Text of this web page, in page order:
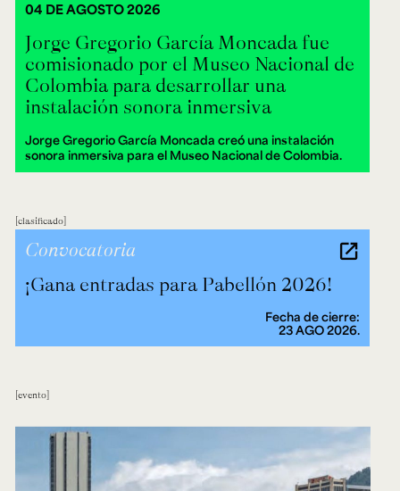
Jorge Gregorio García Moncada fue
comisionado por el Museo Nacional de
Colombia para desarrollar una
instalación sonora inmersiva
Jorge Gregorio García Moncada creó una instalación
sonora inmersiva para el Museo Nacional de Colombia.
04 DE AGOSTO 2026
clasificado
¡Gana entradas para Pabellón 2026!
Convocatoria
Fecha de cierre:
23 AGO 2026.
evento